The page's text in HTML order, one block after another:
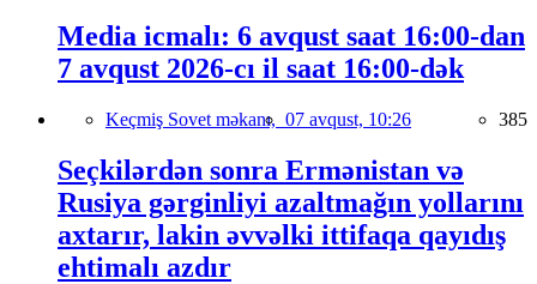
Media icmalı: 6 avqust saat 16:00-dan
7 avqust 2026-cı il saat 16:00-dək
Keçmiş Sovet məkanı, 07 avqust, 10:26 385
Seçkilərdən sonra Ermənistan və
Rusiya gərginliyi azaltmağın yollarını
axtarır, lakin əvvəlki ittifaqa qayıdış
ehtimalı azdır